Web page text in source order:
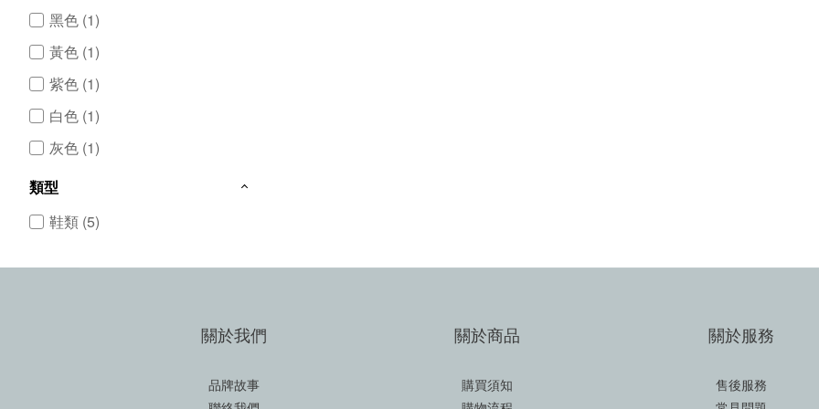
黑色 (1)
黃色 (1)
紫色 (1)
白色 (1)
灰色 (1)
類型
鞋類 (5)
關於我們
品牌故事
關於商品
購買須知
關於服務
售後服務